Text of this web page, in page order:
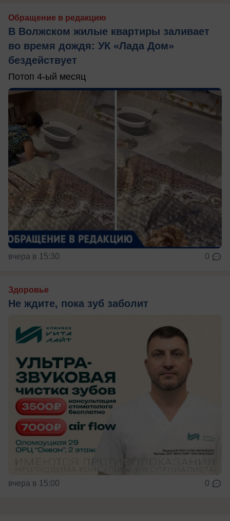
Обращение в редакцию
В Волжском жилые квартиры заливает
во время дождя: УК «Лада Дом»
бездействует
Потоп 4-ый месяц
вчера в 15:30 0
Здоровье
Не ждите, пока зуб заболит
вчера в 15:00 0